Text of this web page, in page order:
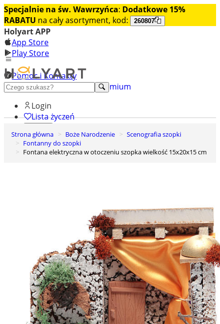
Specjalnie na św. Wawrzyńca: Dodatkowe 15%
RABATU na cały asortyment, kod: 260807
Holyart APP
App Store
Play Store
Pomoc i Kontakty
+48 222 922 860
Odkryj premium
Login
Lista życzeń
0
Koszyk
Strona główna Boże Narodzenie
Scenografia szopki
Fontanny do szopki
Fontana elektryczna w otoczeniu szopka wielkość 15x20x15 cm